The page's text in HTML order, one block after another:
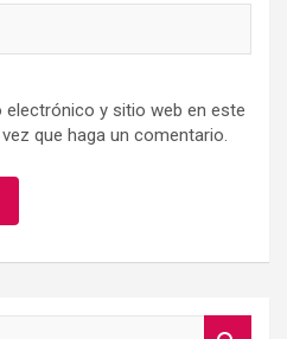
electrónico y sitio web en este
que haga un comentario.